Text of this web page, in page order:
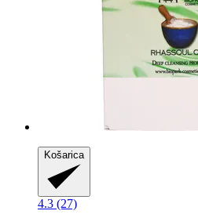
Košarica
4.3 (27)